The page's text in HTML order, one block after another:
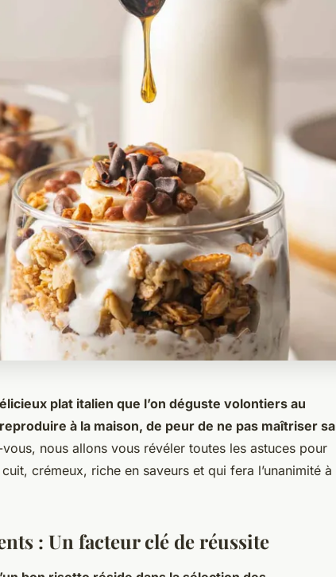
plat italien que l’on déguste volontiers au
à la maison, de peur de ne pas maîtriser sa
nous allons vous révéler toutes les astuces pour
crémeux, riche en saveurs et qui fera l’unanimité à
: Un facteur clé de réussite